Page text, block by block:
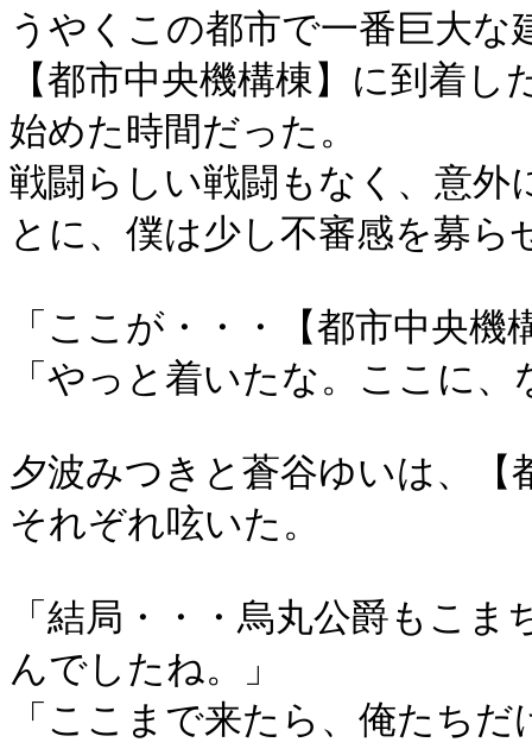
うやくこの都市で一番巨大な
【都市中央機構棟】に到着
始めた時間だった。
戦闘らしい戦闘もなく、意
とに、僕は少し不審感を募ら
「ここが・・・【都市中央機
「やっと着いたな。ここに
夕波みつきと蒼谷ゆいは、【
それぞれ呟いた。
「結局・・・烏丸公爵もこ
んでしたね。」
「ここまで来たら、俺たち